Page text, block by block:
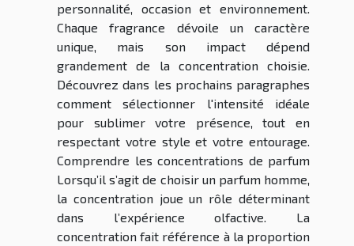
personnalité, occasion et environnement.
Chaque fragrance dévoile un caractère
unique, mais son impact dépend
grandement de la concentration choisie.
Découvrez dans les prochains paragraphes
comment sélectionner l'intensité idéale
pour sublimer votre présence, tout en
respectant votre style et votre entourage.
Comprendre les concentrations de parfum
Lorsqu’il s’agit de choisir un parfum homme,
la concentration joue un rôle déterminant
dans l’expérience olfactive. La
concentration fait référence à la proportion